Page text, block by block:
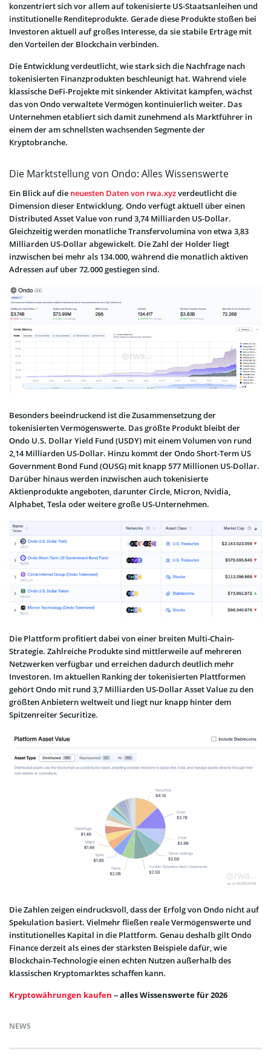
konzentriert sich vor allem auf tokenisierte US-Staatsanleihen und
institutionelle Renditeprodukte. Gerade diese Produkte stoßen bei
Investoren aktuell auf großes Interesse, da sie stabile Erträge mit
den Vorteilen der Blockchain verbinden.
Die Entwicklung verdeutlicht, wie stark sich die Nachfrage nach
tokenisierten Finanzprodukten beschleunigt hat. Während viele
klassische DeFi-Projekte mit sinkender Aktivität kämpfen, wächst
das von Ondo verwaltete Vermögen kontinuierlich weiter. Das
Unternehmen etabliert sich damit zunehmend als Marktführer in
einem der am schnellsten wachsenden Segmente der
Kryptobranche.
Die Marktstellung von Ondo: Alles Wissenswerte
Ein Blick auf die neuesten Daten von rwa.xyzverdeutlicht die
Dimension dieser Entwicklung. Ondo verfügt aktuell über einen
Distributed Asset Value von rund 3,74 Milliarden US-Dollar.
Gleichzeitig werden monatliche Transfervolumina von etwa 3,83
Milliarden US-Dollar abgewickelt. Die Zahl der Holder liegt
inzwischen bei mehr als 134.000, während die monatlich aktiven
Adressen auf über 72.000 gestiegen sind.
Besonders beeindruckend ist die Zusammensetzung der
tokenisierten Vermögenswerte. Das größte Produkt bleibt der
Ondo U.S. Dollar Yield Fund (USDY) mit einem Volumen von rund
2,14 Milliarden US-Dollar. Hinzu kommt der Ondo Short-Term US
Government Bond Fund (OUSG) mit knapp 577 Millionen US-Dollar.
Darüber hinaus werden inzwischen auch tokenisierte
Aktienprodukte angeboten, darunter Circle, Micron, Nvidia,
Alphabet, Tesla oder weitere große US-Unternehmen.
Die Plattform profitiert dabei von einer breiten Multi-Chain-
Strategie. Zahlreiche Produkte sind mittlerweile auf mehreren
Netzwerken verfügbar und erreichen dadurch deutlich mehr
Investoren. Im aktuellen Ranking der tokenisierten Plattformen
gehört Ondo mit rund 3,7 Milliarden US-Dollar Asset Value zu den
größten Anbietern weltweit und liegt nur knapp hinter dem
Spitzenreiter Securitize.
Die Zahlen zeigen eindrucksvoll, dass der Erfolg von Ondo nicht auf
Spekulation basiert. Vielmehr fließen reale Vermögenswerte und
institutionelles Kapital in die Plattform. Genau deshalb gilt Ondo
Finance derzeit als eines der stärksten Beispiele dafür, wie
Blockchain-Technologie einen echten Nutzen außerhalb des
klassischen Kryptomarktes schaffen kann.
Kryptowährungen kaufen – alles Wissenswerte für 2026
NEWS